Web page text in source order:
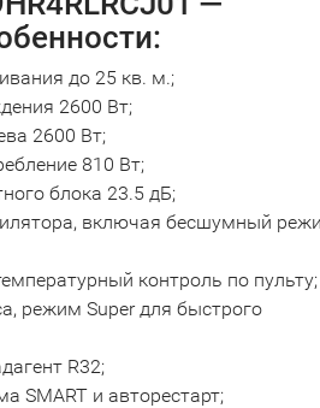
до 25 кв. м.;
2600 Вт;
2600 Вт;
810 Вт;
блока 23.5 дБ;
включая бесшумный
контроль по пульту;
режим Super для быстрого
R32;
SMART и авторестарт;